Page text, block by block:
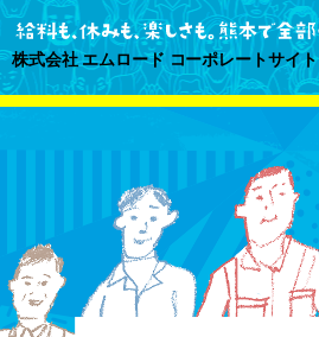
株式会社 エムロード コーポレートサイト